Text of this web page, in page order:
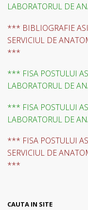
LABORATORUL DE
*** BIBLIOGRAFIE
SERVICIUL DE
***
*** FISA POSTULUI
LABORATORUL DE
*** FISA POSTULUI
LABORATORUL DE
*** FISA POSTULUI
SERVICIUL DE
***
CAUTA IN SITE